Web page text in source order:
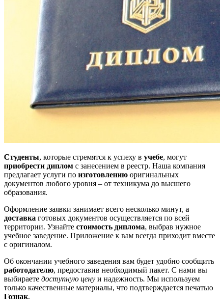
Студенты, которые стремятся к успеху в учебе, могут
приобрести диплом с занесением в реестр. Наша компания
предлагает услуги по изготовлению оригинальных
документов любого уровня – от техникума до высшего
образования.
Оформление заявки занимает всего несколько минут, а
доставка готовых документов осуществляется по всей
территории. Узнайте стоимость диплома, выбрав нужное
учебное заведение. Приложение к вам всегда приходит вместе
с оригиналом.
Об окончании учебного заведения вам будет удобно сообщить
работодателю, предоставив необходимый пакет. С нами вы
выбираете доступную цену и надежность. Мы используем
только качественные материалы, что подтверждается печатью
Гознак.